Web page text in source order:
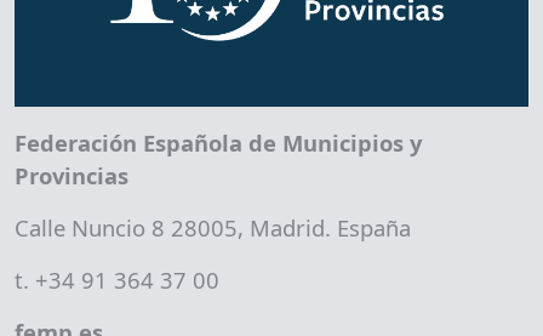
Federación Española de Municipios y
Provincias
Calle Nuncio 8 28005, Madrid. España
t. +34 91 364 37 00